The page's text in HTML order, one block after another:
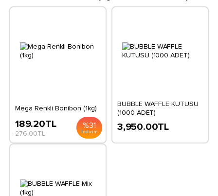
Mega Renkli Bonibon (1kg)
%31
İndirim
189.20TL
276.00TL
BUBBLE WAFFLE KUTUSU
(1000 ADET)
3,950.00TL